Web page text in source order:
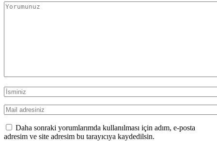
Daha sonraki yorumlarımda kullanılması için adım, e-posta
adresim ve site adresim bu tarayıcıya kaydedilsin.